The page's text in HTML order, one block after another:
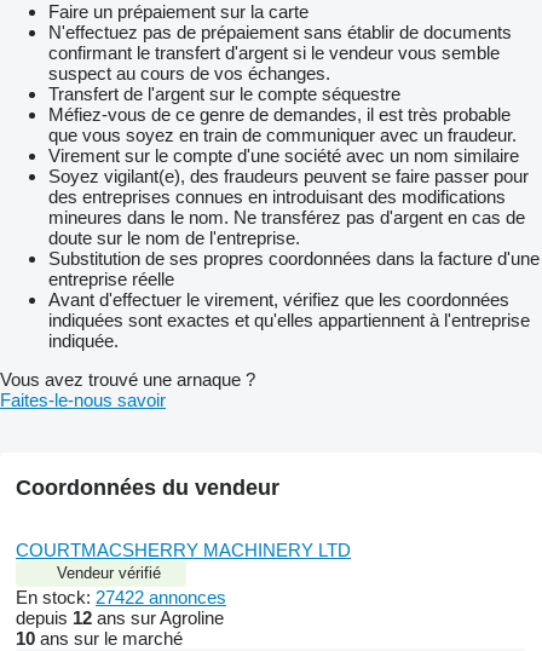
Faire un prépaiement sur la carte
N'effectuez pas de prépaiement sans établir de documents
confirmant le transfert d'argent si le vendeur vous semble
suspect au cours de vos échanges.
Transfert de l'argent sur le compte séquestre
Méfiez-vous de ce genre de demandes, il est très probable
que vous soyez en train de communiquer avec un fraudeur.
Virement sur le compte d'une société avec un nom similaire
Soyez vigilant(e), des fraudeurs peuvent se faire passer pour
des entreprises connues en introduisant des modifications
mineures dans le nom. Ne transférez pas d'argent en cas de
doute sur le nom de l'entreprise.
Substitution de ses propres coordonnées dans la facture d'une
entreprise réelle
Avant d'effectuer le virement, vérifiez que les coordonnées
indiquées sont exactes et qu'elles appartiennent à l'entreprise
indiquée.
Vous avez trouvé une arnaque ?
Faites-le-nous savoir
Coordonnées du vendeur
COURTMACSHERRY MACHINERY LTD
Vendeur vérifié
En stock: 27422 annonces
depuis 12 ans sur Agroline
10 ans sur le marché